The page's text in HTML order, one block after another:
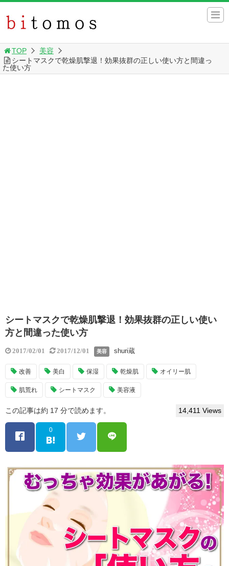
TOP
美容
シートマスクで乾燥肌撃退！効果抜群の正しい使い方と間違っ
た使い方
シートマスクで乾燥肌撃退！効果抜群の正しい使い
方と間違った使い方
2017/02/01 2017/12/01 美容 shuri蔵
改善 美白 保湿 乾燥肌 オイリー肌
肌荒れ シートマスク 美容液
この記事は約 17 分で読めます。 14,411 Views
0